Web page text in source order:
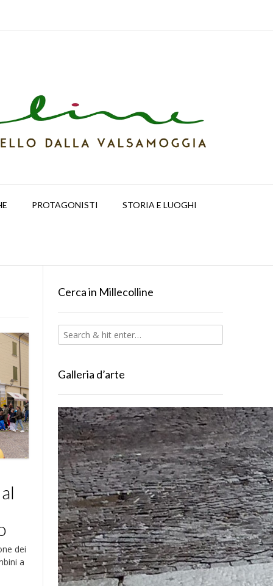
PROTAGONISTI STORIA E LUOGHI
dei
a
Cerca in Millecolline
Galleria d’arte